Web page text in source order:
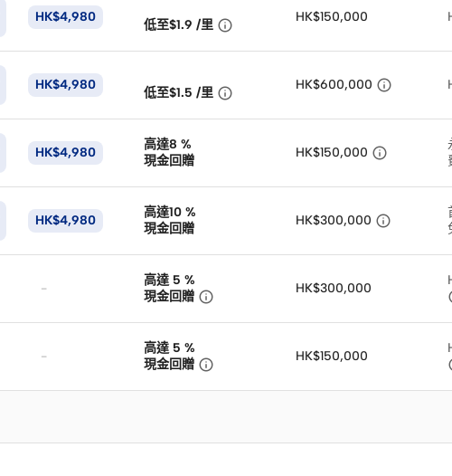
HK$4,980
低至$1.9 /里  HK$150,000
HK$4,980
低至$1.5 /里  HK$600,000 
HK$4,980
高達8 %
現金回贈
HK$150,000 
HK$4,980
高達10 %
現金回贈
HK$300,000 
-
高達 5 %
現金回贈  HK$300,000
-
高達 5 %
現金回贈  HK$150,000